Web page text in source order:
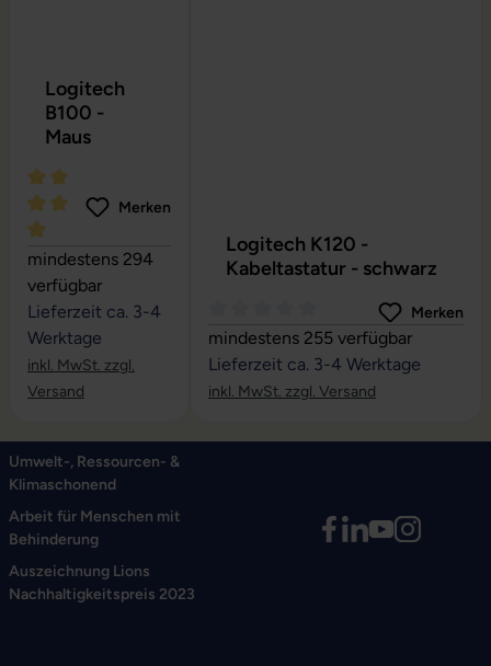
Logitech
B100 -
Maus
Durchschnittliche Bewertung von 5 von 5 Sternen
Merken
mindestens 294
verfügbar
Lieferzeit ca. 3-4
Werktage
inkl. MwSt. zzgl.
Versand
Logitech K120 -
Kabeltastatur - schwarz
Durchschnittliche Bewertung von 0
Merken
mindestens 255 verfügbar
Lieferzeit ca. 3-4 Werktage
inkl. MwSt. zzgl. Versand
Umwelt-, Ressourcen- &
Klimaschonend
Arbeit für Menschen mit
Behinderung
Auszeichnung Lions
Nachhaltigkeitspreis 2023